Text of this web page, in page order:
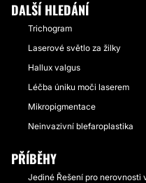
DALŠÍ HLEDÁNÍ
Trichogram
Laserové světlo za žilky
Hallux valgus
Léčba úniku moči laserem
Mikropigmentace
Neinvazivní blefaroplastika
PŘÍBĚHY
Jediné Řešení pro nerovnosti